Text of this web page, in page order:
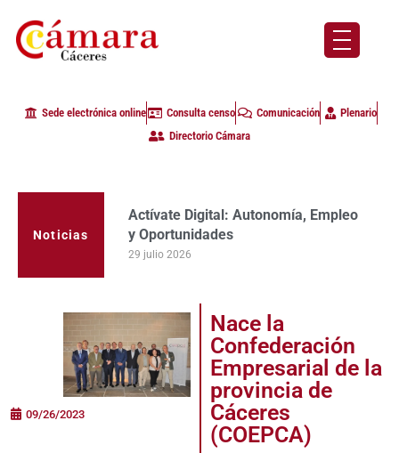
Sede electrónica online Consulta censo Comunicación
Plenario
Directorio Cámara
Noticias
Actívate Digital: Autonomía, Empleo
y Oportunidades
29 julio 2026
La Cámara de Comercio de Cáceres
clausura con alta participación de
empresas en la primera edición del
23 julio 2026
09/26/2023
Nace la
Confederación
Empresarial de la
provincia de
Cáceres
(COEPCA)